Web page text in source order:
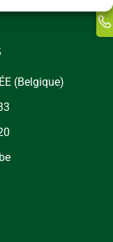
(Belgique)